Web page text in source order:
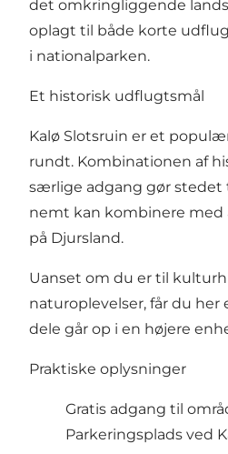
det omkringliggende
oplagt til både korte
i nationalparken.
Et historisk udflugtsmål
Kalø Slotsruin er et
rundt. Kombinationen af
særlige adgang gør stedet
nemt kan kombinere med
på Djursland.
Uanset om du er til
naturoplevelser, får du her
dele går op i en højere
Praktiske oplysninger
Gratis adgang til
Parkeringsplads ved